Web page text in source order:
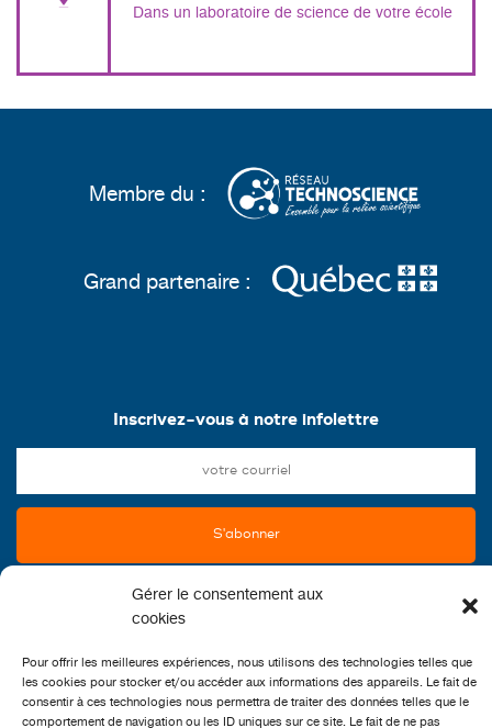
Gérer le consentement aux
cookies
Pour offrir les meilleures expériences, nous utilisons des technologies telles que
les cookies pour stocker et/ou accéder aux informations des appareils. Le fait de
consentir à ces technologies nous permettra de traiter des données telles que le
comportement de navigation ou les ID uniques sur ce site. Le fait de ne pas
Dans un laboratoire de science de votre école
Membre du :
Grand partenaire :
Inscrivez-vous à notre infolettre